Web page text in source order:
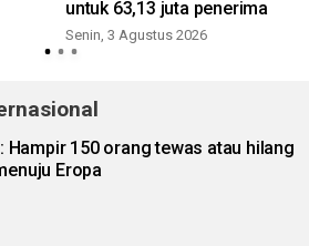
untuk 63,13 juta penerima
Senin, 3 Agustus 2026
Hampir 150 orang tewas atau hilang
Eropa